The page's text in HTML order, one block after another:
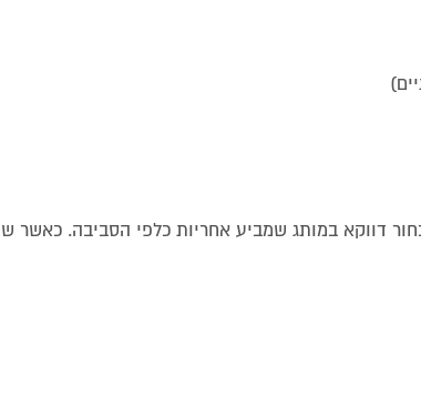
דווקא במותג שמביע אחריות כלפי הסביבה. כאשר